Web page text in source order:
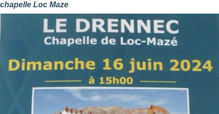
chapelle Loc Maze